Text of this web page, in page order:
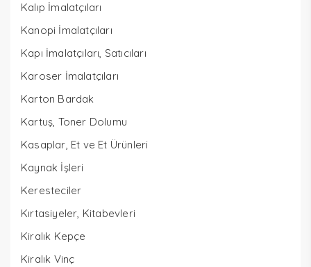
Kalıp İmalatçıları
Kanopi İmalatçıları
Kapı İmalatçıları, Satıcıları
Karoser İmalatçıları
Karton Bardak
Kartuş, Toner Dolumu
Kasaplar, Et ve Et Ürünleri
Kaynak İşleri
Keresteciler
Kırtasiyeler, Kitabevleri
Kiralık Kepçe
Kiralık Vinç